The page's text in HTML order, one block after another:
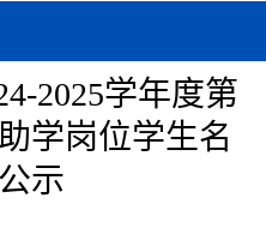
2025学年度第
学岗位学生名
示